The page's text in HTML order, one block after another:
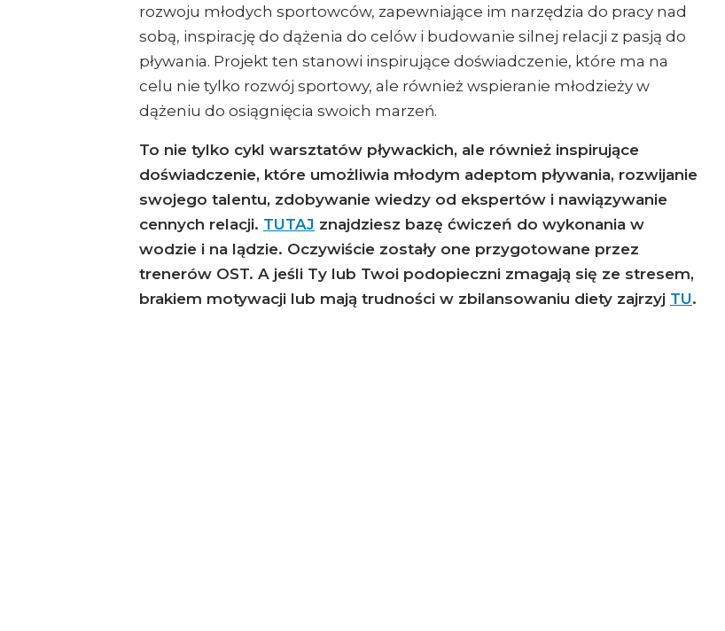
rozwoju młodych sportowców, zapewniające im narzędzia do pracy nad
sobą, inspirację do dążenia do celów i budowanie silnej relacji z pasją do
pływania. Projekt ten stanowi inspirujące doświadczenie, które ma na
celu nie tylko rozwój sportowy, ale również wspieranie młodzieży w
dążeniu do osiągnięcia swoich marzeń.
To nie tylko cykl warsztatów pływackich, ale również inspirujące
doświadczenie, które umożliwia młodym adeptom pływania, rozwijanie
swojego talentu, zdobywanie wiedzy od ekspertów i nawiązywanie
cennych relacji. TUTAJ znajdziesz bazę ćwiczeń do wykonania w
wodzie i na lądzie. Oczywiście zostały one przygotowane przez
trenerów OST. A jeśli Ty lub Twoi podopieczni zmagają się ze stresem,
brakiem motywacji lub mają trudności w zbilansowaniu diety zajrzyj TU.